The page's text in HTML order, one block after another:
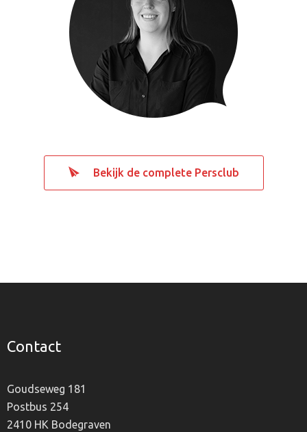
Bekijk de complete Persclub
Contact
Goudseweg 181
Postbus 254
2410 HK Bodegraven